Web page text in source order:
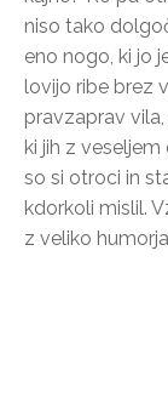
niso tako
eno nogo, ki jo
lovijo ribe brez
pravzaprav
ki jih z
so si otroci in
kdorkoli mislil.
z veliko